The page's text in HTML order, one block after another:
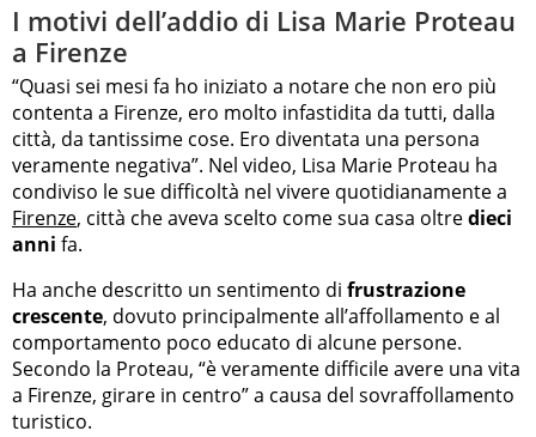
I motivi dell’addio di Lisa Marie Proteau
a Firenze
“Quasi sei mesi fa ho iniziato a notare che non ero più
contenta a Firenze, ero molto infastidita da tutti, dalla
città, da tantissime cose. Ero diventata una persona
veramente negativa”. Nel video, Lisa Marie Proteau ha
condiviso le sue difficoltà nel vivere quotidianamente a
Firenze, città che aveva scelto come sua casa oltredieci
anni fa.
Ha anche descritto un sentimento di frustrazione
crescente, dovuto principalmente all’affollamento e al
comportamento poco educato di alcune persone.
Secondo la Proteau, “è veramente difficile avere una vita
a Firenze, girare in centro” a causa del sovraffollamento
turistico.